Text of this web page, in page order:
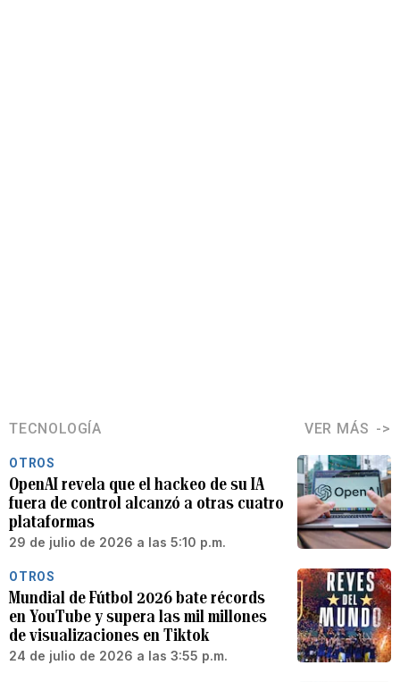
TECNOLOGÍA VER MÁS
OTROS
OpenAI revela que el hackeo de su IA
fuera de control alcanzó a otras cuatro
plataformas
29 de julio de 2026 a las 5:10 p.m.
OTROS
Mundial de Fútbol 2026 bate récords
en YouTube y supera las mil millones
de visualizaciones en Tiktok
24 de julio de 2026 a las 3:55 p.m.